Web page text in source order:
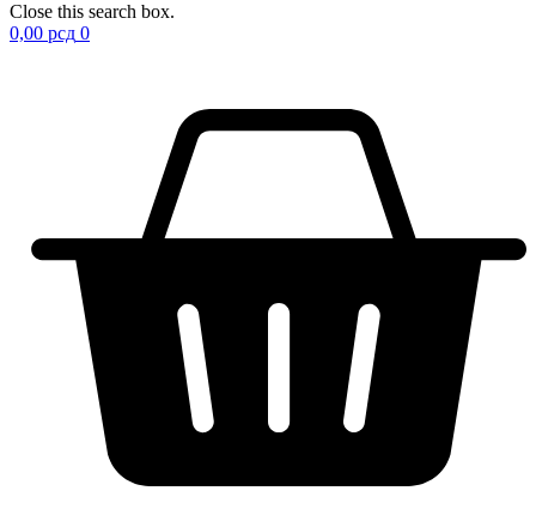
Close this search box.
0,00 рсд 0